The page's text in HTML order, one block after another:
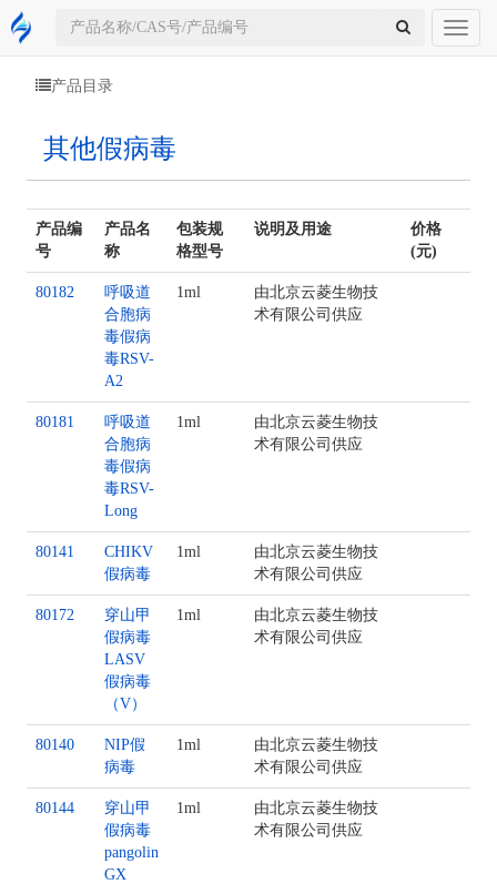
Toggle
产品目录
其他假病毒
产品编
号
产品名
称
包装规
格型号
说明及用途
价格
(元)
80182
呼吸道
合胞病
毒假病
毒RSV-
A2
1ml
由北京云菱生物技
术有限公司供应
80181
呼吸道
合胞病
毒假病
毒RSV-
Long
1ml
由北京云菱生物技
术有限公司供应
80141
CHIKV
假病毒
1ml
由北京云菱生物技
术有限公司供应
80172
穿山甲
假病毒
LASV
假病毒
（V）
1ml
由北京云菱生物技
术有限公司供应
80140
NIP假
病毒
1ml
由北京云菱生物技
术有限公司供应
80144
穿山甲
假病毒
pangolin
GX
1ml
由北京云菱生物技
术有限公司供应